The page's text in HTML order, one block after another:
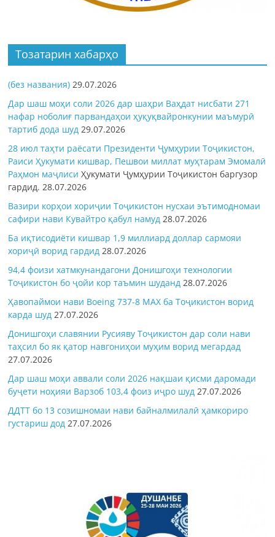
Тозатарин хабарҳо
(без названия) 29.07.2026
Дар шаш моҳи соли 2026 дар шаҳри Ваҳдат нисбати 271
нафар ноболиғ парвандаҳои ҳуқуқвайронкунии маъмурӣ
тартиб дода шуд 29.07.2026
28 июл таҳти раёсати Президенти Ҷумҳурии Тоҷикистон,
Раиси Ҳукумати кишвар, Пешвои миллат муҳтарам Эмомалӣ
Раҳмон маҷлисиҲукумати Ҷумҳурии Тоҷикистон баргузор
гардид.28.07.2026
Вазири корҳои хориҷии Тоҷикистон нусхаи эътимодномаи
сафири нави Кувайтро қабул намуд 28.07.2026
Ба иқтисодиёти кишвар 1,9 миллиард доллар сармояи
хориҷӣ ворид гардид 28.07.2026
94,4 фоизи хатмкунандагони Донишгоҳи технологии
Тоҷикистон бо ҷойи кор таъмин шуданд 28.07.2026
Ҳавопаймои нави Boeing 737-8 MAX ба Тоҷикистон ворид
карда шуд 27.07.2026
Донишгоҳи славянии Русияву Тоҷикистон дар соли нави
таҳсил бо як қатор навгониҳои муҳим ворид мегардад
27.07.2026
Дар шаш моҳи аввали соли 2026 нақшаи қисми даромади
буҷети ноҳияи Варзоб 103,4 фоиз иҷро шуд 27.07.2026
ДДТТ бо 13 созишномаи нави байналмилалӣ ҳамкориро
густариш дод 27.07.2026